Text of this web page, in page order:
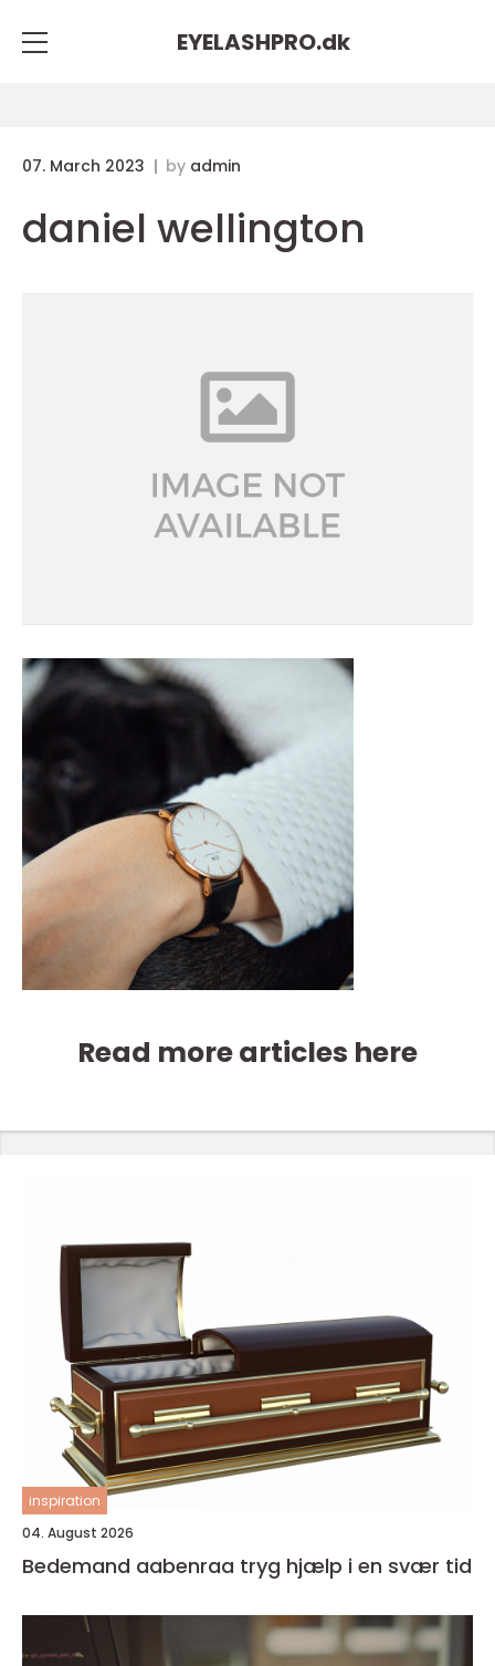
EYELASHPRO.dk
07. March 2023 by admin
daniel wellington
Read more articles here
inspiration
04. August 2026
Bedemand aabenraa tryg hjælp i en svær tid